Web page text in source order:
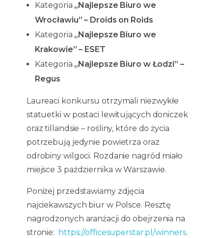
Kategoria „Najlepsze Biuro we
Wrocławiu” – Droids on Roids
Kategoria „Najlepsze Biuro we
Krakowie” – ESET
Kategoria „Najlepsze Biuro w Łodzi” –
Regus
Laureaci konkursu otrzymali niezwykłe
statuetki w postaci lewitujących doniczek
oraz tillandsie – rośliny, które do życia
potrzebują jedynie powietrza oraz
odrobiny wilgoci. Rozdanie nagród miało
miejsce 3 października w Warszawie.
Poniżej przedstawiamy zdjęcia
najciekawszych biur w Polsce. Resztę
nagrodzonych aranżacji do obejrzenia na
stronie:
https://officesuperstar.pl/winners.